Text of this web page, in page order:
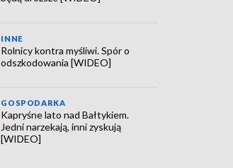
INNE
Rolnicy kontra myśliwi. Spór o
odszkodowania [WIDEO]
GOSPODARKA
Kapryśne lato nad Bałtykiem.
Jedni narzekają, inni zyskują
[WIDEO]